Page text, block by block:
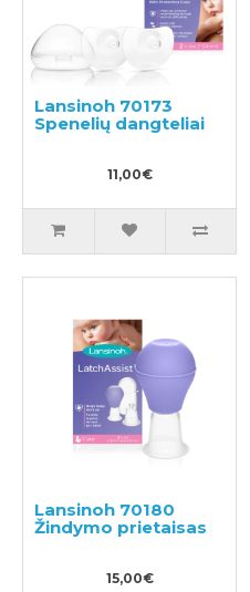
Lansinoh 70173
Spenelių dangteliai
11,00€
Lansinoh 70180
Žindymo prietaisas
15,00€